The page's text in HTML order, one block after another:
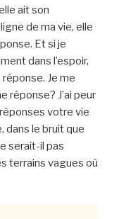
ait son
de ma vie, elle
Et si je
dans l’espoir,
Je me
réponse? J’ai peur
votre vie
dans le bruit que
serait-il pas
terrains vagues où